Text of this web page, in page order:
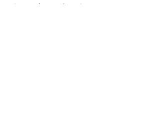
s’agira de ma deuxième saison